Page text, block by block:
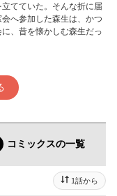
てていた。そんな折に届
へ参加した森生は、かつ
、昔を懐かしむ森生だっ
コミックスの一覧
1話から